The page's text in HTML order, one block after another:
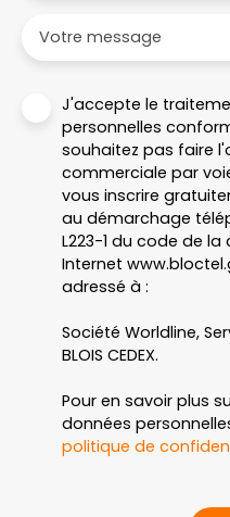
Votre message
J'accepte le
personnelles
souhaitez pas faire
commerciale par
vous inscrire
au démarchage
L223-1 du code de
Internet
adressé à :
Société Worldline,
BLOIS CEDEX.
Pour en savoir plus
données
politique de